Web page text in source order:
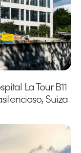
La Tour B11
Suiza